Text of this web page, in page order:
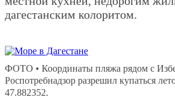
дагестанским колоритом.
ФОТО • Координаты пляжа рядом с
Роспотребнадзор разрешил купаться
47.882352.